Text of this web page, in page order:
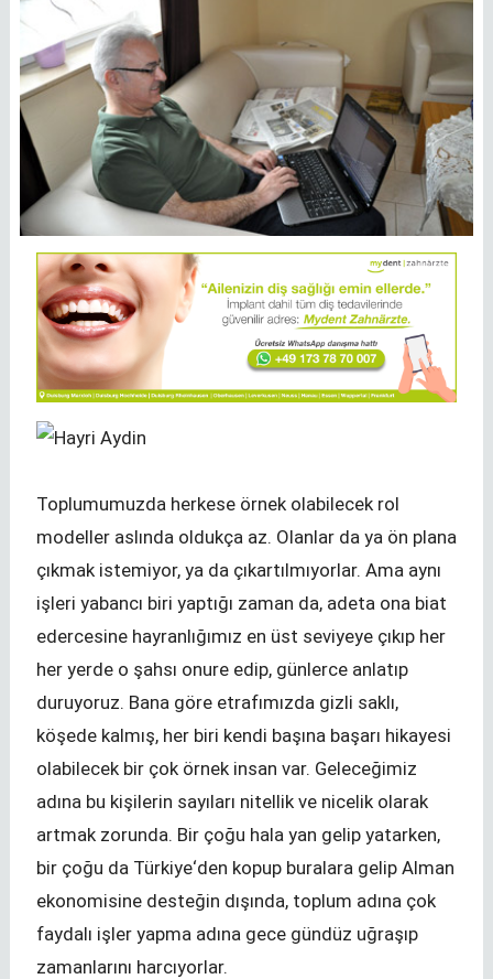
Toplumumuzda herkese örnek olabilecek rol
modeller aslında oldukça az. Olanlar da ya ön plana
çıkmak istemiyor, ya da çıkartılmıyorlar. Ama aynı
işleri yabancı biri yaptığı zaman da, adeta ona biat
edercesine hayranlığımız en üst seviyeye çıkıp her
her yerde o şahsı onure edip, günlerce anlatıp
duruyoruz. Bana göre etrafımızda gizli saklı,
köşede kalmış, her biri kendi başına başarı hikayesi
olabilecek bir çok örnek insan var. Geleceğimiz
adına bu kişilerin sayıları nitellik ve nicelik olarak
artmak zorunda. Bir çoğu hala yan gelip yatarken,
bir çoğu da Türkiye‘den kopup buralara gelip Alman
ekonomisine desteğin dışında, toplum adına çok
faydalı işler yapma adına gece gündüz uğraşıp
zamanlarını harcıyorlar.